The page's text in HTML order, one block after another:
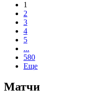
1
2
3
4
5
...
580
Еще
Матчи